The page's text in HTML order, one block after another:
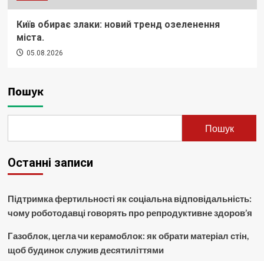
Київ обирає злаки: новий тренд озеленення
міста.
05.08.2026
Пошук
Пошук
Останні записи
Підтримка фертильності як соціальна відповідальність:
чому роботодавці говорять про репродуктивне здоров’я
Газоблок, цегла чи керамоблок: як обрати матеріал стін,
щоб будинок служив десятиліттями